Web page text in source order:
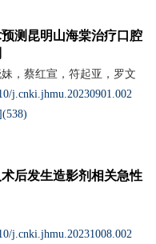
测昆明山海棠治疗口腔
，蔡红宣，符起亚，罗文
j.cnki.jhmu.20230901.002
538)
后发生造影剂相关急性
j.cnki.jhmu.20231008.002